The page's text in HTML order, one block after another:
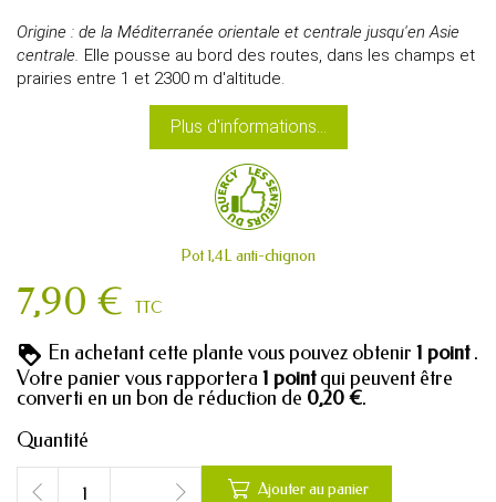
Origine : de la Méditerranée orientale et centrale jusqu'en Asie
centrale. Elle pousse au bord des routes, dans les champs et
prairies entre 1 et 2300 m d'altitude.
Plus d'informations...
Pot 1,4L anti-chignon
7,90 € TTC
En achetant cette plante vous pouvez obtenir 1 point .
Votre panier vous rapportera 1 pointqui peuvent être
converti en un bon de réduction de 0,20 €.
Quantité
 Ajouter au panier